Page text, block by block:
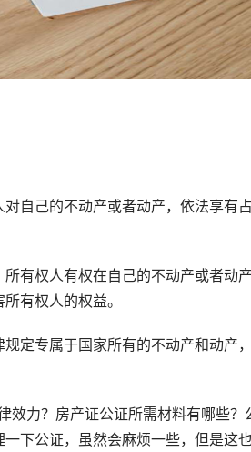
己的不动产或者动产，依法享有
权人有权在自己的不动产或者动
有权人的权益。
专属于国家所有的不动产和动产
力？房产证公证所需材料有哪些？
下公证，虽然会麻烦一些，但是这